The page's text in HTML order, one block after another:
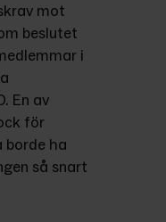
mot
beslutet
i
En av
för
borde ha
så snart